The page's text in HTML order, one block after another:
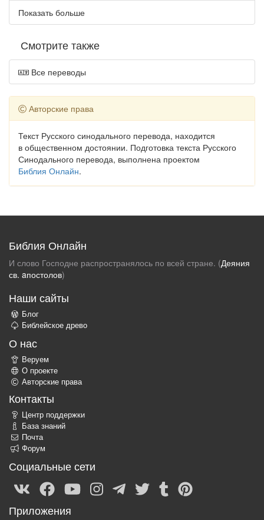
Показать больше
Смотрите также
Все переводы
Авторские права
Текст Русского синодального перевода, находится
в общественном достоянии. Подготовка текста Русского
Синодального перевода, выполнена проектом
Библия Онлайн.
Библия Онлайн
И слово Господне распространялось по всей стране. (Деяния
св. aпостолов)
Наши сайты
Блог
Библейское древо
О нас
Веруем
О проекте
Авторские права
Контакты
Центр поддержки
База знаний
Почта
Форум
Социальные сети
Приложения